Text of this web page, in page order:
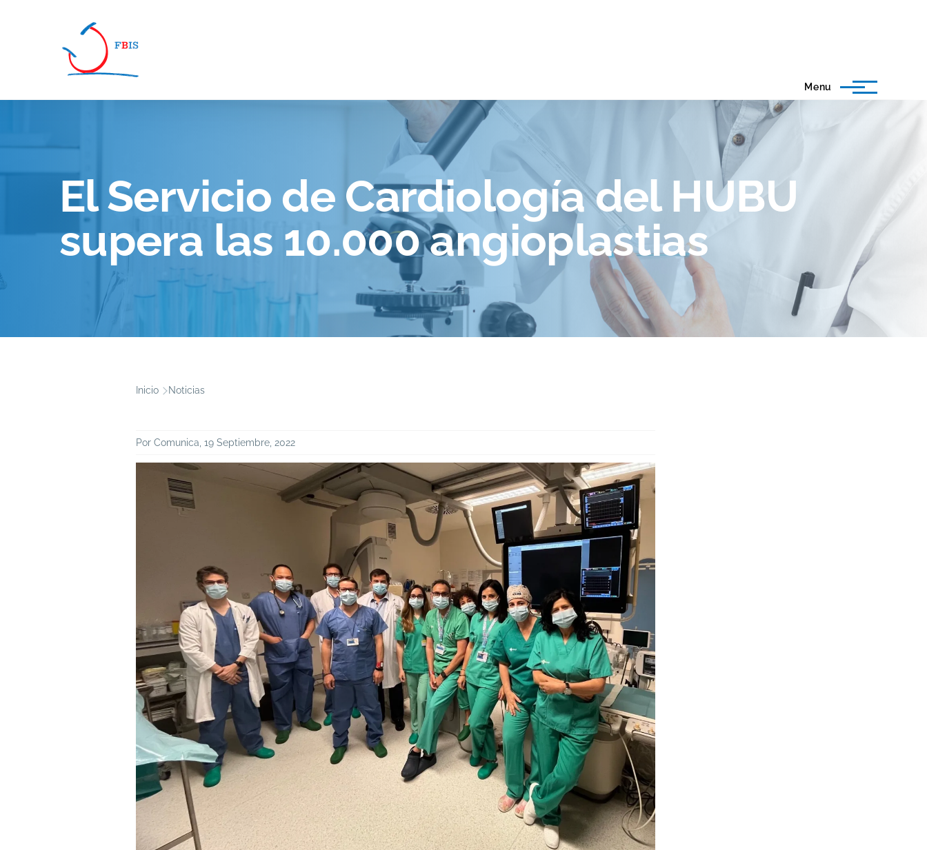
Menu
El Servicio de Cardiología del HUBU
supera las 10.000 angioplastias
de
navegación
Inicio Noticias
PorComunica , 19 Septiembre, 2022